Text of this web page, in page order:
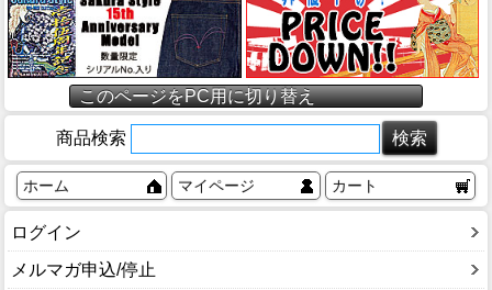
このページをPC用に切り替え
商品検索
ホーム マイページ カート
ログイン
メルマガ申込/停止